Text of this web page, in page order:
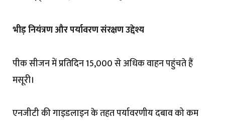
भीड़ नियंत्रण और पर्यावरण संरक्षण उद्देश्य
पीक सीजन में प्रतिदिन 15,000 से अधिक वाहन पहुंचते हैं
मसूरी।
एनजीटी की गाइडलाइन के तहत पर्यावरणीय दबाव को कम